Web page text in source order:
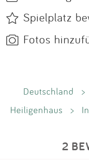
Spielplatz
Fotos
Deutschland >
Heiligenhaus
>
2